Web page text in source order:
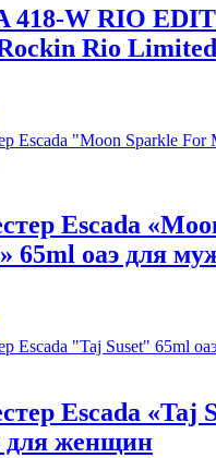
418-W RIO
Rio
Escada
65ml оаэ для
Escada «Taj
для женщин